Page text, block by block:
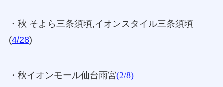
・秋 そよら三条須頃,イオンスタイル三条須頃
(4/28)
・秋イオンモール仙台雨宮(2/8)